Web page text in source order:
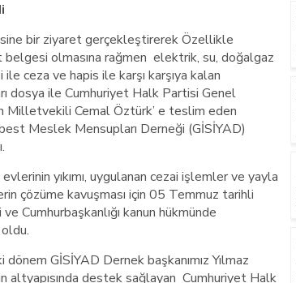
bir ziyaret gerçekleştirerek Özellikle
belgesi olmasına rağmen elektrik, su, doğalgaz
ceza ve hapis ile karşı karşıya kalan
dosya ile Cumhuriyet Halk Partisi Genel
Milletvekili Cemal Öztürk’ e teslim eden
Meslek Mensupları Derneği (GİSİYAD)
yıkımı, uygulanan cezai işlemler ve yayla
çözüme kavuşması için 05 Temmuz tarihli
Cumhurbaşkanlığı kanun hükmünde
dönem GİSİYAD Dernek başkanımız Yılmaz
altyapısında destek sağlayan Cumhuriyet Halk